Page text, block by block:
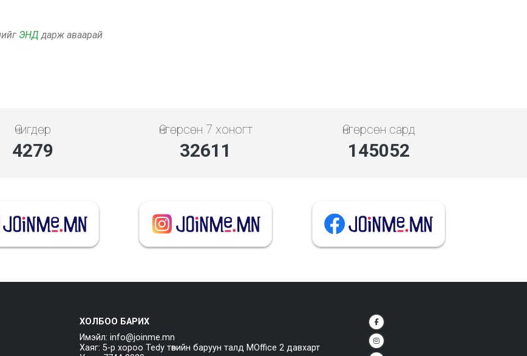
ЭНД дарж аваарай
Өчигдөр
4279
Өнгөрсөн 7 хоногт
32611
Өнгөрсөн сард
145052
ХОЛБОО БАРИХ
Имэйл: info@joinme.mn
Хаяг: 5-р хороо Tedy төвийн баруун талд MOffice 2 давхарт